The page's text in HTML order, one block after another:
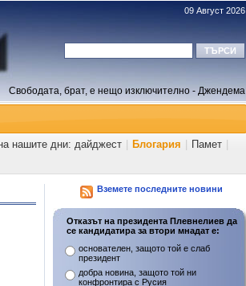
09 Август 2026
Свободата, брат, е нещо изключително - Джендема
нашите дни: дайджест Блогария Памет
Вземете последните новини
Отказът на президента Плевнелиев да
се кандидатира за втори мнадат е:
основателен, защото той е слаб
президент
добра новина, защото той ни
конфронтира с Русия